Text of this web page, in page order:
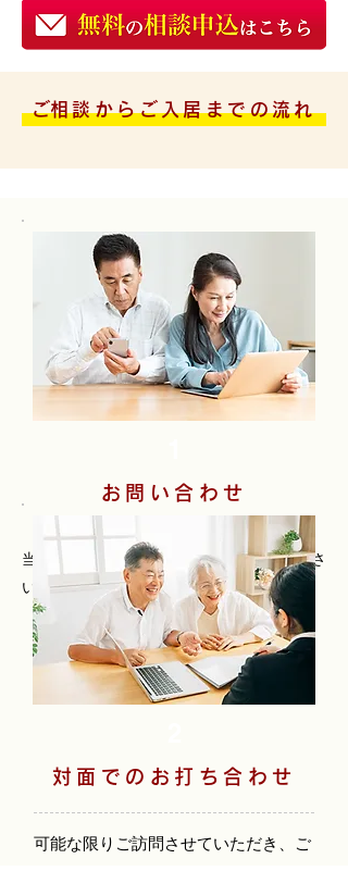
​ご相談からご入居までの流れ
お問い合わせ
当ホームページより「お問い合わせ」くださ
い。担当者よりご’返信いたします。
対面でのお打ち合わせ
可能な限りご訪問させていただき、ご